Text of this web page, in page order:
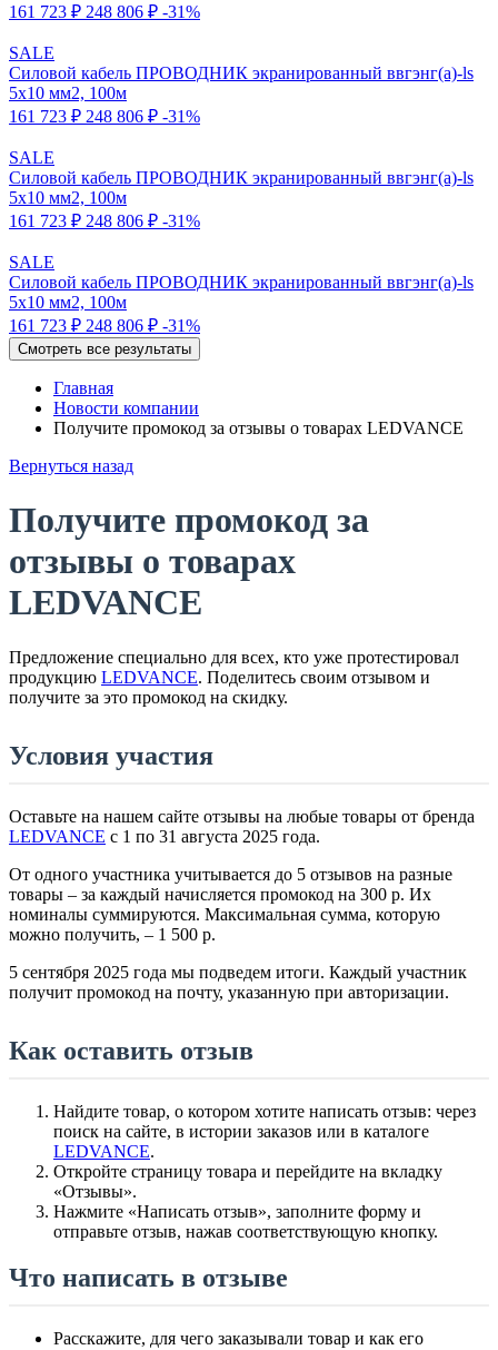
161 723 ₽ 248 806 ₽ -31%
SALE
Силовой кабель ПРОВОДНИК экранированный ввгэнг(a)-ls
5x10 мм2, 100м
161 723 ₽ 248 806 ₽ -31%
SALE
Силовой кабель ПРОВОДНИК экранированный ввгэнг(a)-ls
5x10 мм2, 100м
161 723 ₽ 248 806 ₽ -31%
SALE
Силовой кабель ПРОВОДНИК экранированный ввгэнг(a)-ls
5x10 мм2, 100м
161 723 ₽ 248 806 ₽ -31%
Смотреть все результаты
Главная
Новости компании
Получите промокод за отзывы о товарах LEDVANCE
Вернуться назад
Получите промокод за
отзывы о товарах
LEDVANCE
Предложение специально для всех, кто уже протестировал
продукцию LEDVANCE. Поделитесь своим отзывом и
получите за это промокод на скидку.
Условия участия
Оставьте на нашем сайте отзывы на любые товары от бренда
LEDVANCE с 1 по 31 августа 2025 года.
От одного участника учитывается до 5 отзывов на разные
товары – за каждый начисляется промокод на 300 р. Их
номиналы суммируются. Максимальная сумма, которую
можно получить, – 1 500 р.
5 сентября 2025 года мы подведем итоги. Каждый участник
получит промокод на почту, указанную при авторизации.
Как оставить отзыв
Найдите товар, о котором хотите написать отзыв: через
поиск на сайте, в истории заказов или в каталоге
LEDVANCE.
Откройте страницу товара и перейдите на вкладку
«Отзывы».
Нажмите «Написать отзыв», заполните форму и
отправьте отзыв, нажав соответствующую кнопку.
Что написать в отзыве
Расскажите, для чего заказывали товар и как его